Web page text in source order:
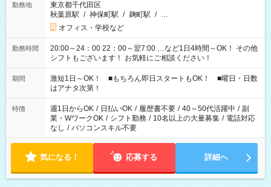
勤務地
東京都千代田区
秋葉原駅 / 神保町駅 / 麹町駅 / …
オフィス・学校など
勤務時間
20:00～24：00 22：00～翌7:00 …など1日4時間～OK！ その他
シフトもございます！ お気軽にご相談ください！
期間
激短1日～OK！ ■もちろん即日スタートもOK！ ■曜日・日数
はアナタ次第！
特徴 週1日からOK / 日払いOK / 履歴書不要 / 40～50代活躍中 / 副
業・WワークOK / シフト勤務 / 10名以上の大量募集 / 電話対応
なし / パソコンスキル不要
気になる！ 応募する 詳細へ